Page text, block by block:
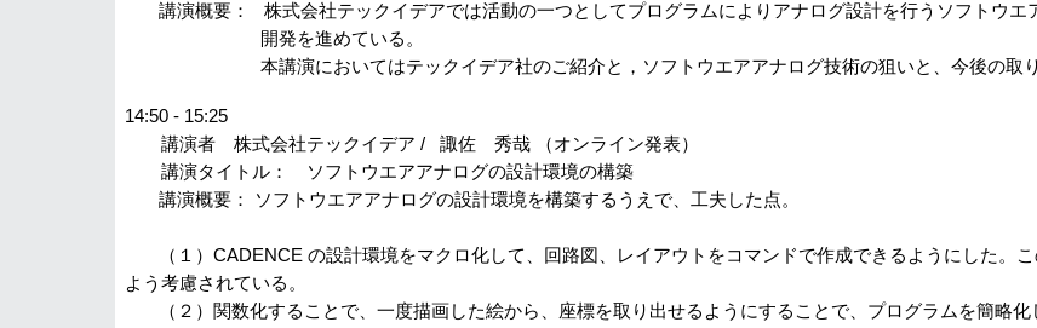
講演概要： 株式会社テックイデアでは活動の一つとしてプログラムによりアナログ設計を行うソフトウエ
開発を進めている。
本講演においてはテックイデア社のご紹介と，ソフトウエアアナログ技術の狙いと、今後の取り
14:50 - 15:25
講演者 株式会社テックイデア / 諏佐 秀哉 （オンライン発表）
講演タイトル： ソフトウエアアナログの設計環境の構築
講演概要： ソフトウエアアナログの設計環境を構築するうえで、工夫した点。
（１）CADENCE の設計環境をマクロ化して、回路図、レイアウトをコマンドで作成できるようにした。
よう考慮されている。
（２）関数化することで、一度描画した絵から、座標を取り出せるようにすることで、プログラムを簡略化